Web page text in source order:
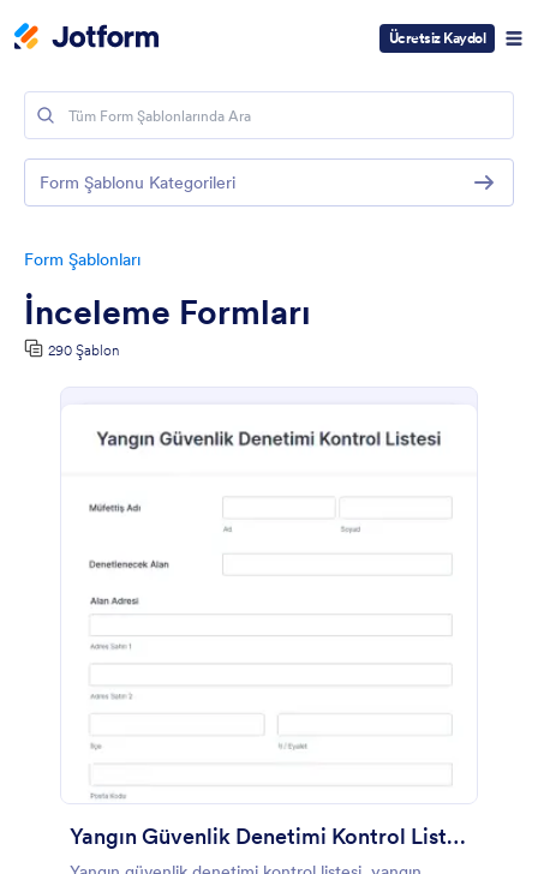
Ücretsiz Kaydol
Form Şablonları
İnceleme Formları
290 Şablon
Yangın Güvenlik Denetimi Kontrol Listesi Formu Örneği
Form Şablonu Kategorileri